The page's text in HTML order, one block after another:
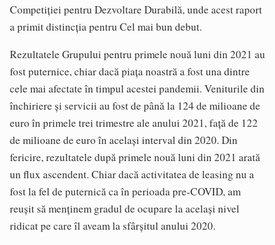
Competiției pentru Dezvoltare Durabilă, unde acest raport
a primit distincția pentru Cel mai bun debut.
Rezultatele Grupului pentru primele nouă luni din 2021 au
fost puternice, chiar dacă piața noastră a fost una dintre
cele mai afectate în timpul acestei pandemii. Veniturile din
închiriere și servicii au fost de până la 124 de milioane de
euro în primele trei trimestre ale anului 2021, față de 122
de milioane de euro în același interval din 2020. Din
fericire, rezultatele după primele nouă luni din 2021 arată
un flux ascendent. Chiar dacă activitatea de leasing nu a
fost la fel de puternică ca în perioada pre-COVID, am
reușit să menținem gradul de ocupare la același nivel
ridicat pe care îl aveam la sfârșitul anului 2020.